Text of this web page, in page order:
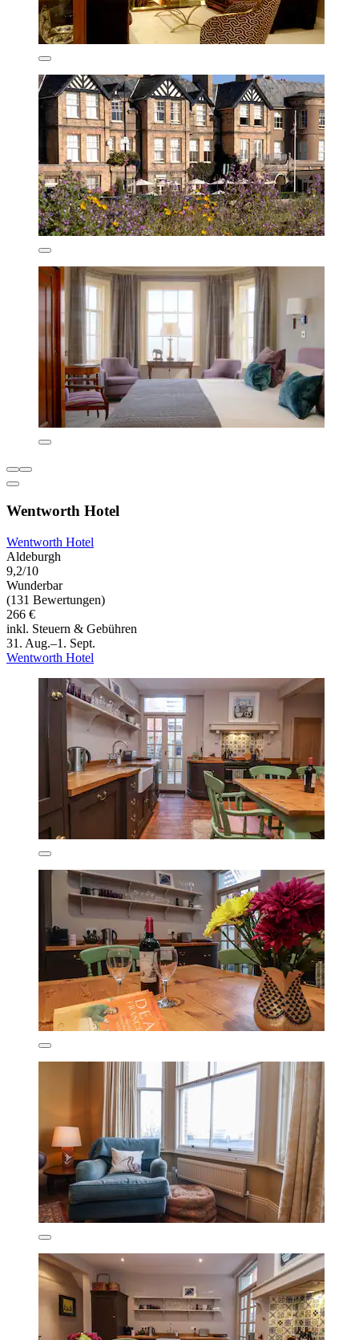
Wentworth Hotel
Wentworth Hotel
Aldeburgh
9,2/10
Wunderbar
(131 Bewertungen)
266 €
inkl. Steuern & Gebühren
31. Aug.–1. Sept.
Wentworth Hotel